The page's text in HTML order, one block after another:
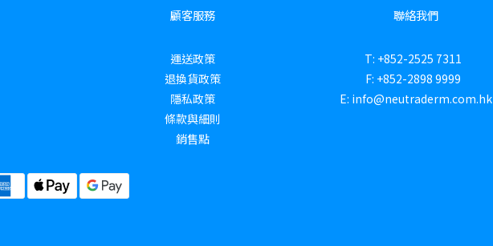
顧客服務
運送政策
退換貨政策
隱私政策
條款與細則
銷售點
聯絡我們
T: +852-2525 7311
F: +852-2898 9999
E: info@neutraderm.com.hk